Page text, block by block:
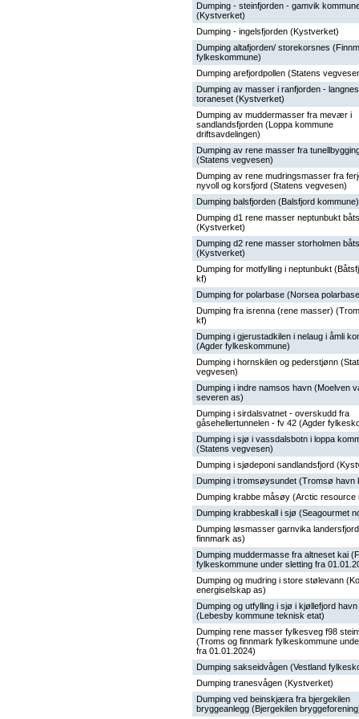
Dumping - steinfjorden - gamvik
(Kystverket)
Dumping - ingelsfjorden (Kystverket)
Dumping altafjorden/ storekorsnes
fylkeskommune)
Dumping arefjordpollen (Statens
Dumping av masser i ranfjorden -
toraneset (Kystverket)
Dumping av muddermasser fra mevær i
sandlandsfjorden (Loppa kommune
driftsavdelingen)
Dumping av rene masser fra
(Statens vegvesen)
Dumping av rene mudringsmasser fra
nyvoll og korsfjord (Statens vegvesen)
Dumping balsfjorden (Balsfjord kommune)
Dumping d1 rene masser neptunbukt
(Kystverket)
Dumping d2 rene masser storholmen
(Kystverket)
Dumping for motfylling i neptunbukt
kf)
Dumping for polarbase (Norsea
Dumping fra isrenna (rene masser)
kf)
Dumping i gjerustadkilen i nelaug i åmli
(Agder fylkeskommune)
Dumping i hornskilen og pederstjønn
vegvesen)
Dumping i indre namsos havn (Moelven
severen as)
Dumping i sirdalsvatnet - overskudd fra
gåsehellertunnelen - fv 42 (Agder
Dumping i sjø i vassdalsbotn i loppa
(Statens vegvesen)
Dumping i sjødeponi sandlandsfjord
Dumping i tromsøysundet (Tromsø havn
Dumping krabbe måsøy (Arctic resource
Dumping krabbeskall i sjø (Seagourmet
Dumping løsmasser garnvika
finnmark as)
Dumping muddermasse fra altneset kai
fylkeskommune under sletting fra
Dumping og mudring i store stølevann
energiselskap as)
Dumping og utfylling i sjø i kjøllefjord
(Lebesby kommune teknisk etat)
Dumping rene masser fylkesveg f98
(Troms og finnmark fylkeskommune
fra 01.01.2024)
Dumping sakseidvågen (Vestland
Dumping tranesvågen (Kystverket)
Dumping ved beinskjæra fra bjergekilen
bryggeanlegg (Bjergekilen